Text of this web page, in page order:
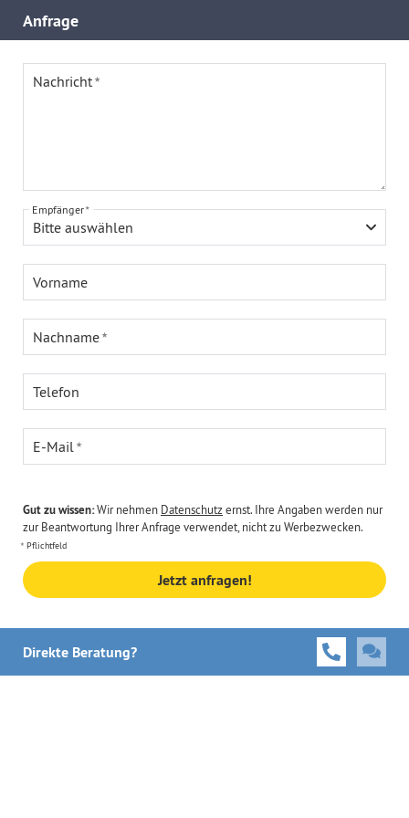
Anfrage
Nachricht
Bitte auswählen
Empfänger
Vorname
Nachname
Telefon
E-Mail
Gut zu wissen:Wir nehmen Datenschutzernst. Ihre Angaben werden nur
zur Beantwortung Ihrer Anfrage verwendet, nicht zu Werbezwecken.
Pflichtfeld
Jetzt anfragen!
Direkte Beratung?